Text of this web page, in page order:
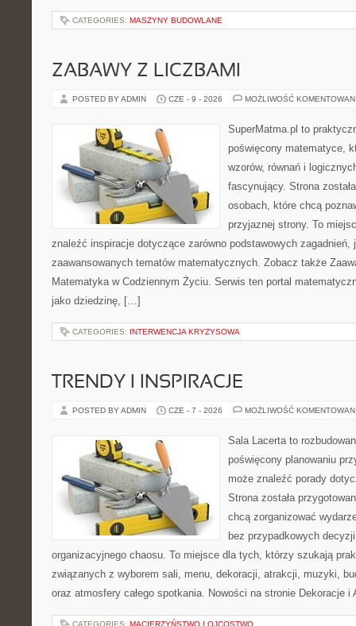
CATEGORIES: MASZYNY BUDOWLANE
ZABAWY Z LICZBAMI
POSTED BY ADMIN CZE - 9 - 2026 MOŻLIWOŚĆ
SuperMatma.pl to
poświęcony matematyce,
wzorów, równań i
fascynujący. Strona
osobach, które chcą
przyjaznej strony. To
znaleźć inspiracje dotyczące zarówno podstawowych zagadnień,
zaawansowanych tematów matematycznych. Zobacz także
Matematyka w Codziennym Życiu. Serwis ten portal
jako dziedzinę, […]
CATEGORIES: INTERWENCJA KRYZYSOWA
TRENDY I INSPIRACJE
POSTED BY ADMIN CZE - 7 - 2026 MOŻLIWOŚĆ
Sala Lacerta to
poświęcony planowaniu
może znaleźć porady
Strona została
chcą zorganizować
bez przypadkowych
organizacyjnego chaosu. To miejsce dla tych, którzy szukają
związanych z wyborem sali, menu, dekoracji, atrakcji, muzyki,
oraz atmosfery całego spotkania. Nowości na stronie Dekoracje
CATEGORIES: MACIERZYŃSTWO I OJCOSTWO